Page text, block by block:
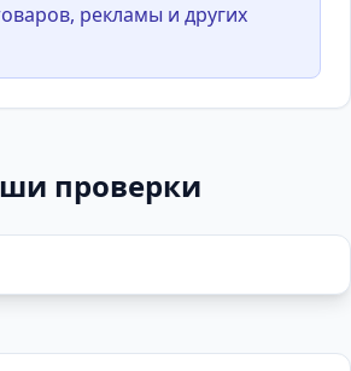
рекламы и других
проверки